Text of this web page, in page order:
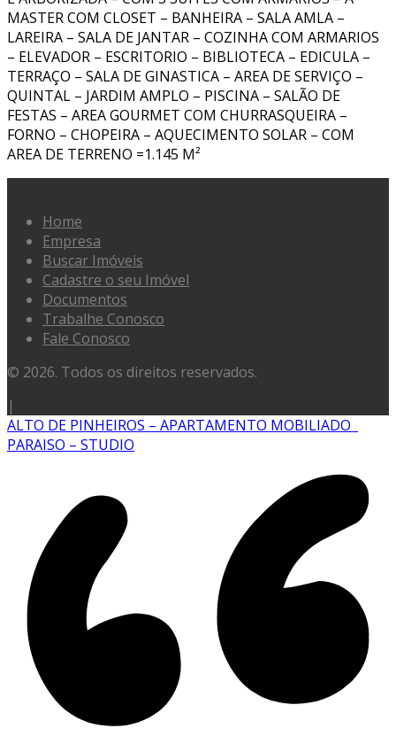
MASTER COM CLOSET – BANHEIRA – SALA AMLA –
LAREIRA – SALA DE JANTAR – COZINHA COM ARMARIOS
– ELEVADOR – ESCRITORIO – BIBLIOTECA – EDICULA –
TERRAÇO – SALA DE GINASTICA – AREA DE SERVIÇO –
QUINTAL – JARDIM AMPLO – PISCINA – SALÃO DE
FESTAS – AREA GOURMET COM CHURRASQUEIRA –
FORNO – CHOPEIRA – AQUECIMENTO SOLAR – COM
AREA DE TERRENO =1.145 M²
Home
Empresa
Buscar Imóveis
Cadastre o seu Imóvel
Documentos
Trabalhe Conosco
Fale Conosco
© 2026. Todos os direitos reservados.
|
ALTO DE PINHEIROS – APARTAMENTO MOBILIADO
PARAISO – STUDIO